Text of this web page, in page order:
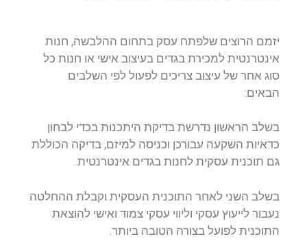
יזמם הרוצים שלפתח עסק בתחום ההלבשה, חנות
אינטרנטית למכירת בגדים בעיצוב אישי או חנות כל
סוג אחר של עיצוב צריכים לפעול לפי השלבים
הבאים:
בשלב הראשון נדרשת בדיקת היתכנות בכדי לבחון
כדאיות השקעה עבורכן וכניסה למיזם, בדיקה הכוללת
גם תוכנית עסקית לחנות בגדים אינטרנטית.
בשלב השני לאחר התוכנית העסקית וקבלת ההחלטה
נעבור לייעוץ עסקי וליווי עסקי צמוד ואישי להוצאת
התוכנית לפועל בצורה הטובה ביותר.